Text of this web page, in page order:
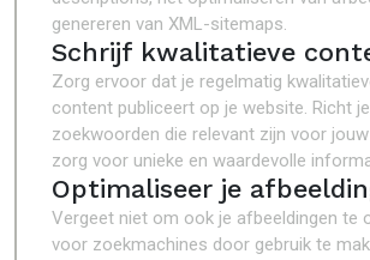
genereren van XML-sitemaps.
Schrijf kwalitatieve
Zorg ervoor dat je regelmatig
content publiceert op je website. Richt
zoekwoorden die relevant zijn voor
zorg voor unieke en waardevolle
Optimaliseer je
Vergeet niet om ook je afbeeldingen te
voor zoekmachines door gebruik te